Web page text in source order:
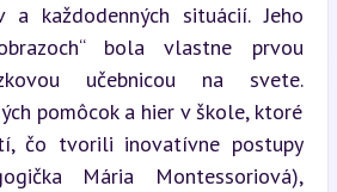
a každodenných situácií. Jeho
bola vlastne prvou
učebnicou na svete.
pomôcok a hier v škole, ktoré
čo tvorili inovatívne postupy
Mária Montessoriová),